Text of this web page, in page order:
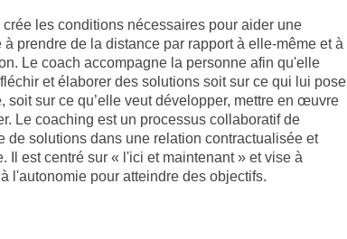
crée les conditions nécessaires pour aider une
à prendre de la distance par rapport à elle-même et à
Le coach accompagne la personne afin qu'elle
et élaborer des solutions soit sur ce qui lui pose
soit sur ce qu’elle veut développer, mettre en œuvre
Le coaching est un processus collaboratif de
de solutions dans une relation contractualisée et
Il est centré sur « l'ici et maintenant » et vise à
l'autonomie pour atteindre des objectifs.